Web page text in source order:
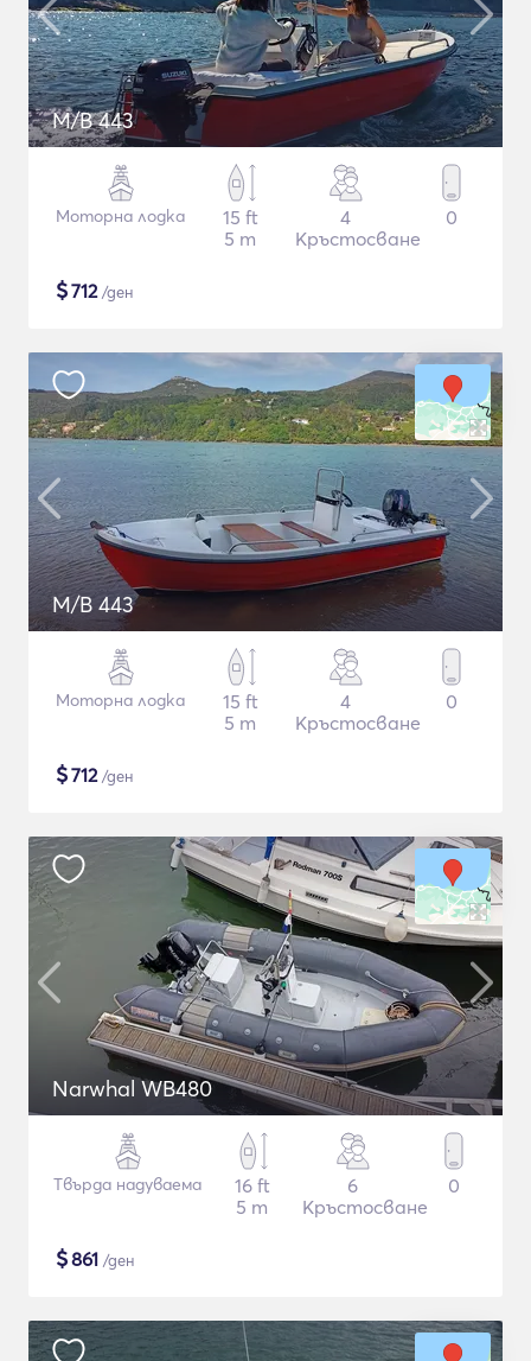
M/B 443
Моторна лодка
15 ft
5 m
4
Кръстосване
0
$712/ден
M/B 443
Моторна лодка
15 ft
5 m
4
Кръстосване
0
$712/ден
Narwhal WB480
Твърда надуваема
16 ft
5 m
6
Кръстосване
0
$861 /ден